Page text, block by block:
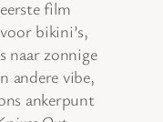
film
bikini’s,
naar zonnige
andere vibe,
ankerpunt